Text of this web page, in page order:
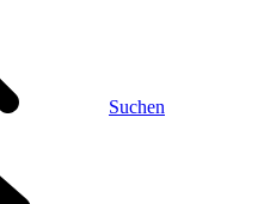
Suchen